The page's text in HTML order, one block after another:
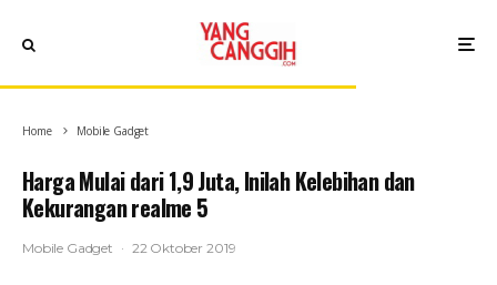
Home Mobile Gadget
Harga Mulai dari 1,9 Juta, Inilah Kelebihan dan
Kekurangan realme 5
Mobile Gadget · 22 Oktober 2019